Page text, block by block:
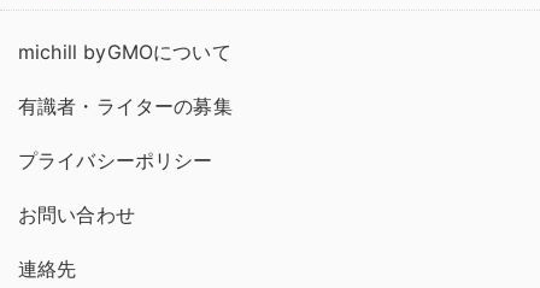
michill byGMOについて
有識者・ライターの募集
プライバシーポリシー
お問い合わせ
連絡先